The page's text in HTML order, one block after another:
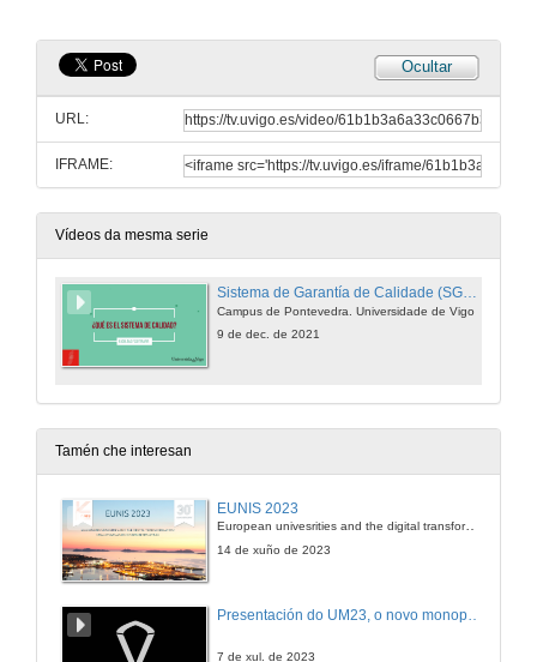
Ocultar
URL:
IFRAME:
Vídeos da mesma serie
Sistema de Garantía de Calidade (SGC) da Facultade de Fisioterapia.
Campus de Pontevedra. Universidade de Vigo
9 de dec. de 2021
Tamén che interesan
EUNIS 2023
European univesrities and the digital transformation: challenges and opportunities ahead
14 de xuño de 2023
Presentación do UM23, o novo monopraza de UVigo Motorsport
7 de xul. de 2023